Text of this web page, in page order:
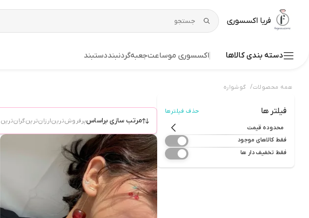
فریا اکسسوری
دسته بندی کالاها اکسسوری موساعتجعبهگردنبنددستبند
همه محصولات/ گوشواره
فیلتر ها حذف فیلترها
محدوده قیمت
فقط کالاهای موجود
فقط تخفیف دار ها
مرتب سازی براساسپرفروش‌ترینارزان‌ترینگران‌ترین